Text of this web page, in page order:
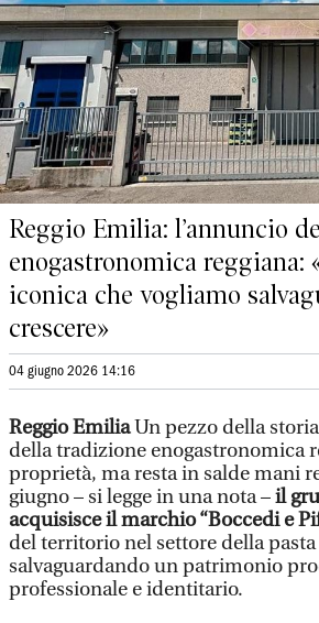
Reggio Emilia: l’annuncio
enogastronomica reggiana:
iconica che vogliamo
crescere»
04 giugno 2026 14:16
Reggio EmiliaUn pezzo della
della tradizione enogastronomica
proprietà, ma resta in salde mani
giugno – si legge in una nota –il
acquisisce il marchio “Boccedi e
del territorio nel settore della pasta
salvaguardando un patrimonio
professionale e identitario.